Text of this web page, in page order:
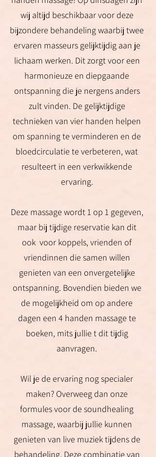
wij altijd beschikbaar voor deze
bijzondere behandeling waarbij twee
ervaren masseurs gelijktijdig aan je
lichaam werken. Dit zorgt voor een
harmonieuze en diepgaande
ontspanning die je nergens anders
zult vinden. De gelijktijdige
technieken van vier handen helpen
om spanning te verminderen en de
bloedcirculatie te verbeteren, wat
resulteert in een verkwikkende
ervaring.
Deze massage wordt 1 op 1 gegeven,
maar bij tijdige reservatie kan dit
ook voor koppels, vrienden of
vriendinnen die samen willen
genieten van een onvergetelijke
ontspanning. Bovendien bieden we
de mogelijkheid om op andere
dagen een 4 handen massage te
boeken, mits jullie t dit tijdig
aanvragen.
Wil je de ervaring nog specialer
maken? Overweeg dan onze
formules voor de soundhealing
massage, waarbij jullie kunnen
genieten van live muziek tijdens de
behandeling. Deze combinatie van